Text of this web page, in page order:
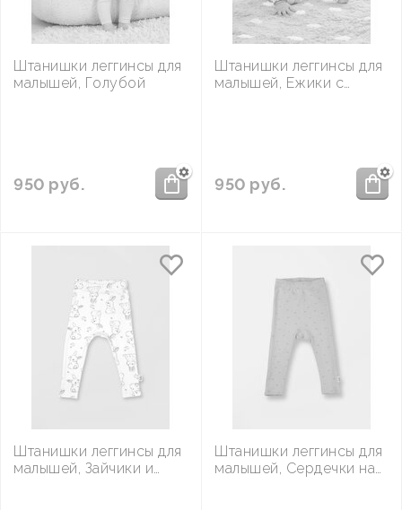
Штанишки леггинсы для
малышей, Голубой
950 руб.
Штанишки леггинсы для
малышей, Ежики с
950 руб.
Штанишки леггинсы для
малышей, Зайчики и
Штанишки леггинсы для
малышей, Сердечки на